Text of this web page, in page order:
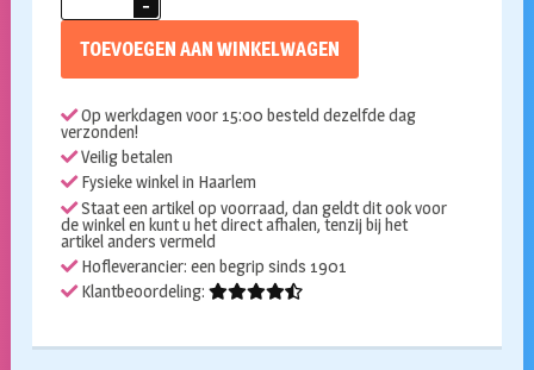
aantal
TOEVOEGEN AAN WINKELWAGEN
Op werkdagen voor 15:00 besteld dezelfde dag
verzonden!
Veilig betalen
Fysieke winkel in Haarlem
Staat een artikel op voorraad, dan geldt dit ook voor
de winkel en kunt u het direct afhalen, tenzij bij het
artikel anders vermeld
Hofleverancier: een begrip sinds 1901
Klantbeoordeling: